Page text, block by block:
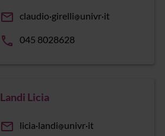
email claudio girelli univr it
phone 045 8028628
Landi Licia
email licia landi univr it